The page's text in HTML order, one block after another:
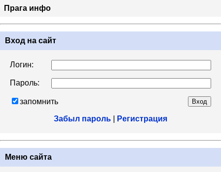
Прага инфо
Вход на сайт
Логин:
Пароль:
запомнить
Забыл пароль Регистрация
Меню сайта